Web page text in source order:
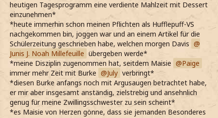
heutigen Tagesprogramm eine verdiente Mahlzeit mit Dessert
einzunehmen*
*heute immerhin schon meinen Pflichten als Hufflepuff-VS
nachgekommen bin, joggen war und an einem Artikel für die
Schülerzeitung geschrieben habe, welchen morgen Davis
Junis J. Noah Millefeuille übergeben werde*
*meine Disziplin zugenommen hat, seitdem Maisie
Paige
immer mehr Zeit mit Burke
July verbringt*
*diesen Burke anfangs noch mit Argusaugen betrachtet habe,
er mir aber insgesamt anständig, zielstrebig und ansehnlich
genug für meine Zwillingsschwester zu sein scheint*
*es Maisie von Herzen gönne, dass sie jemanden Besonderes